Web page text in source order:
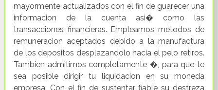
mayormente actualizados con el fin de guarecer una
informacion de la cuenta asi� como las
transacciones financieras. Empleamos metodos de
remuneracion aceptados debido a la manufactura
de los depositos desplazandolo hacia el pelo retiros.
Tambien admitimos completamente �, para que te
sea posible dirigir tu liquidacion en su moneda
empresa. Con el fin de sustentar fiable su destreza